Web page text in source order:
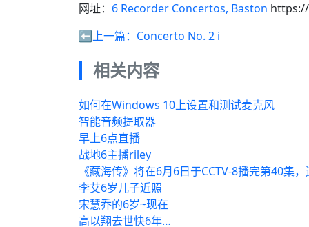
网址： 6 Recorder Concertos, Baston
⬅️上一篇： Concerto No. 2 i
相关内容
如何在Windows 10上设置和测试麦克风
智能音频提取器
早上6点直播
战地6主播riley
《藏海传》将在6月6日于CCTV-8播完第40集
李艾6岁儿子近照
宋慧乔的6岁~现在
高以翔去世快6年…